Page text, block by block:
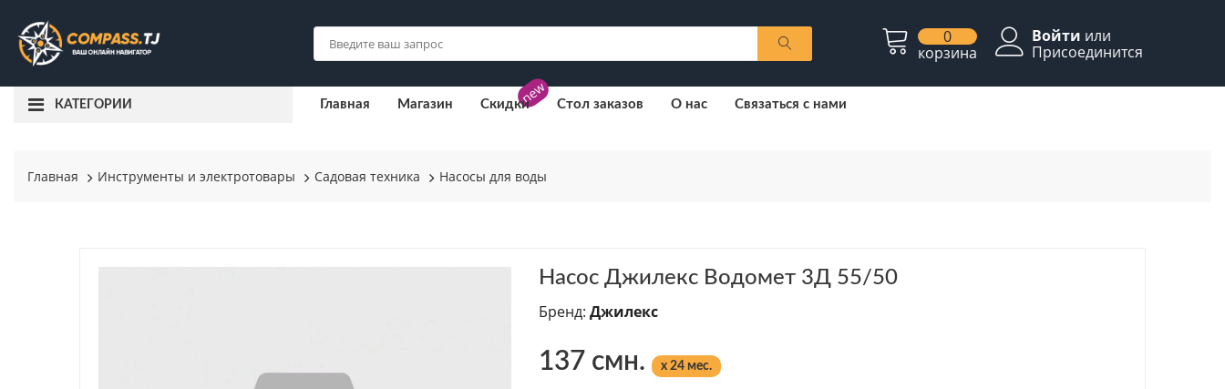
0
корзина
Войти или
Присоединится
КАТЕГОРИИ Главная Магазин new
Скидки Стол заказов О нас Связаться с нами
Главная Инструменты и электротовары Садовая техника Насосы для воды
Насос Джилекс Водомет 3Д 55/50
Бренд: Джилекс
137 смн. x 24 мес.